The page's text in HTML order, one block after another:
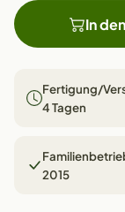
In
Fertigung/
4 Tagen
2015